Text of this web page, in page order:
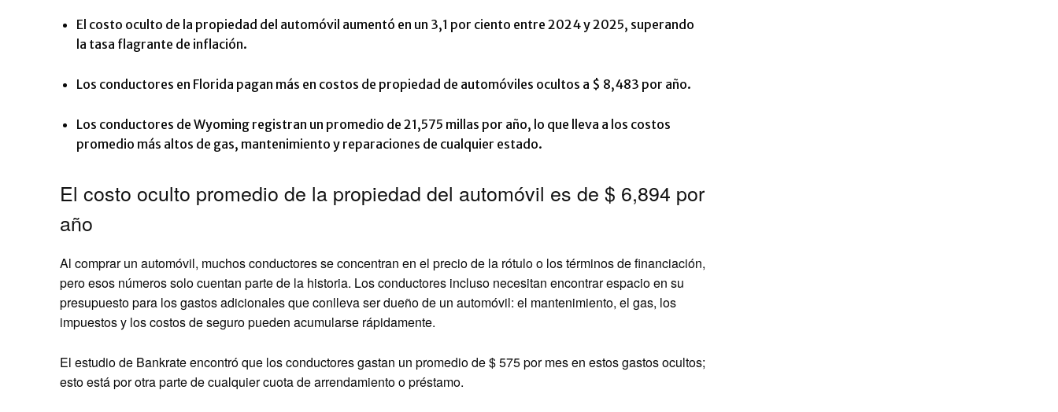
El costo oculto de la propiedad del automóvil aumentó en un 3,1 por ciento entre 2024 y 2025, superando
la tasa flagrante de inflación.
Los conductores en Florida pagan más en costos de propiedad de automóviles ocultos a $ 8,483 por año.
Los conductores de Wyoming registran un promedio de 21,575 millas por año, lo que lleva a los costos
promedio más altos de gas, mantenimiento y reparaciones de cualquier estado.
El costo oculto promedio de la propiedad del automóvil es de $ 6,894 por
año
Al comprar un automóvil, muchos conductores se concentran en el precio de la rótulo o los términos de financiación,
pero esos números solo cuentan parte de la historia. Los conductores incluso necesitan encontrar espacio en su
presupuesto para los gastos adicionales que conlleva ser dueño de un automóvil: el mantenimiento, el gas, los
impuestos y los costos de seguro pueden acumularse rápidamente.
El estudio de Bankrate encontró que los conductores gastan un promedio de $ 575 por mes en estos gastos ocultos;
esto está por otra parte de cualquier cuota de arrendamiento o préstamo.